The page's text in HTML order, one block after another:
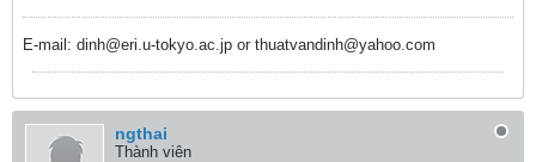
E-mail: dinh@eri.u-tokyo.ac.jp or thuatvandinh@yahoo.com
ngthai
Thành viên